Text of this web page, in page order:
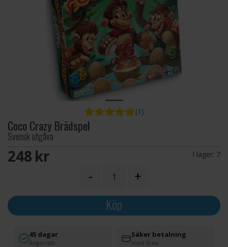
(1)
Coco Crazy Brädspel
Svensk utgåva
248 SEK I lager: 7
- +
Köp
45 dagar
Ångerrätt
Säker betalning
med Svea